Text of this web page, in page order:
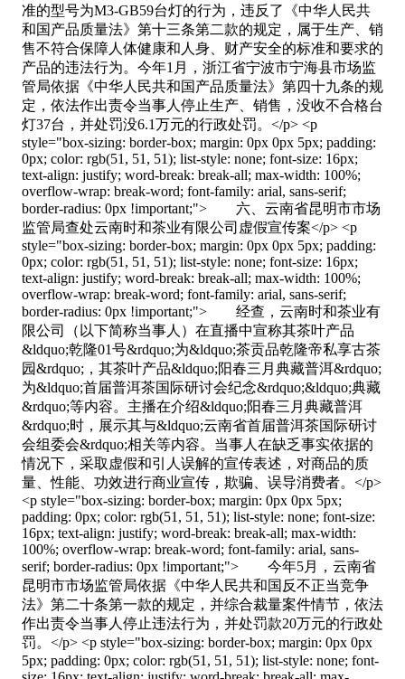
准的型号为M3-GB59台灯的行为，违反了《中华人民共
和国产品质量法》第十三条第二款的规定，属于生产、销
售不符合保障人体健康和人身、财产安全的标准和要求的
产品的违法行为。今年1月，浙江省宁波市宁海县市场监
管局依据《中华人民共和国产品质量法》第四十九条的规
定，依法作出责令当事人停止生产、销售，没收不合格台
灯37台，并处罚没6.1万元的行政处罚。</p> <p
style="box-sizing: border-box; margin: 0px 0px 5px; padding:
0px; color: rgb(51, 51, 51); list-style: none; font-size: 16px;
text-align: justify; word-break: break-all; max-width: 100%;
overflow-wrap: break-word; font-family: arial, sans-serif;
border-radius: 0px !important;"> 六、云南省昆明市市场
监管局查处云南时和茶业有限公司虚假宣传案</p> <p
style="box-sizing: border-box; margin: 0px 0px 5px; padding:
0px; color: rgb(51, 51, 51); list-style: none; font-size: 16px;
text-align: justify; word-break: break-all; max-width: 100%;
overflow-wrap: break-word; font-family: arial, sans-serif;
border-radius: 0px !important;"> 经查，云南时和茶业有
限公司（以下简称当事人）在直播中宣称其茶叶产品
&ldquo;乾隆01号&rdquo;为&ldquo;茶贡品乾隆帝私享古茶
园&rdquo;，其茶叶产品&ldquo;阳春三月典藏普洱&rdquo;
为&ldquo;首届普洱茶国际研讨会纪念&rdquo;&ldquo;典藏
&rdquo;等内容。主播在介绍&ldquo;阳春三月典藏普洱
&rdquo;时，展示其与&ldquo;云南省首届普洱茶国际研讨
会组委会&rdquo;相关等内容。当事人在缺乏事实依据的
情况下，采取虚假和引人误解的宣传表述，对商品的质
量、性能、功效进行商业宣传，欺骗、误导消费者。</p>
<p style="box-sizing: border-box; margin: 0px 0px 5px;
padding: 0px; color: rgb(51, 51, 51); list-style: none; font-size:
16px; text-align: justify; word-break: break-all; max-width:
100%; overflow-wrap: break-word; font-family: arial, sans-
serif; border-radius: 0px !important;"> 今年5月，云南省
昆明市市场监管局依据《中华人民共和国反不正当竞争
法》第二十条第一款的规定，并综合裁量案件情节，依法
作出责令当事人停止违法行为，并处罚款20万元的行政处
罚。</p> <p style="box-sizing: border-box; margin: 0px 0px
5px; padding: 0px; color: rgb(51, 51, 51); list-style: none; font-